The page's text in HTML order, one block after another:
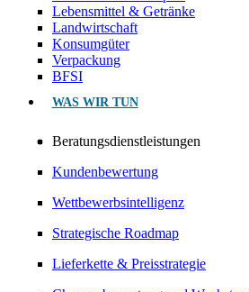
Lebensmittel & Getränke
Landwirtschaft
Konsumgüter
Verpackung
BFSI
WAS WIR TUN
Beratungsdienstleistungen
Kundenbewertung
Wettbewerbsintelligenz
Strategische Roadmap
Lieferkette & Preisstrategie